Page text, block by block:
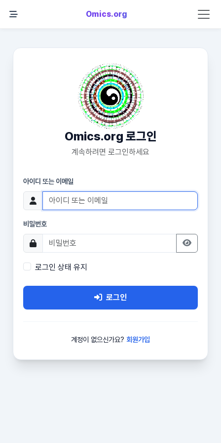
Omics.org
Omics.org 로그인
계속하려면 로그인하세요
아이디 또는 이메일
비밀번호
로그인 상태 유지
로그인
계정이 없으신가요? 회원가입